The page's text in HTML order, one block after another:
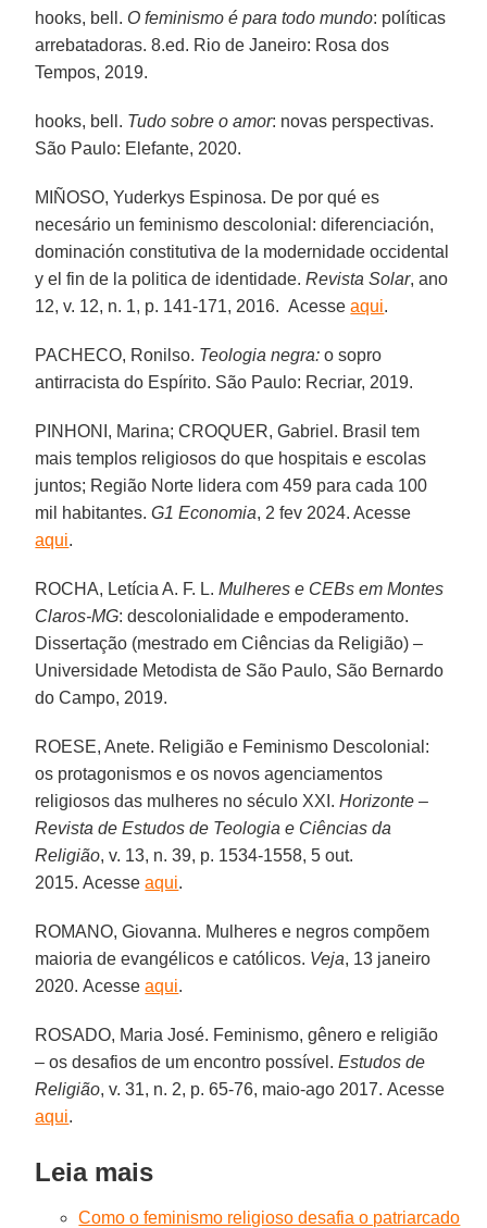
hooks, bell. O feminismo é para todo mundo: políticas
arrebatadoras. 8.ed. Rio de Janeiro: Rosa dos
Tempos, 2019.
hooks, bell. Tudo sobre o amor: novas perspectivas.
São Paulo: Elefante, 2020.
MIÑOSO, Yuderkys Espinosa. De por qué es
necesário un feminismo descolonial: diferenciación,
dominación constitutiva de la modernidade occidental
y el fin de la politica de identidade.Revista Solar, ano
12, v. 12, n. 1, p. 141-171, 2016. Acesseaqui.
PACHECO, Ronilso. Teologia negra: o sopro
antirracista do Espírito. São Paulo: Recriar, 2019.
PINHONI, Marina; CROQUER, Gabriel. Brasil tem
mais templos religiosos do que hospitais e escolas
juntos; Região Norte lidera com 459 para cada 100
mil habitantes.G1 Economia, 2 fev 2024. Acesse
aqui.
ROCHA, Letícia A. F. L.Mulheres e CEBs em Montes
Claros-MG: descolonialidade e empoderamento.
Dissertação (mestrado em Ciências da Religião) –
Universidade Metodista de São Paulo, São Bernardo
do Campo, 2019.
ROESE, Anete. Religião e Feminismo Descolonial:
os protagonismos e os novos agenciamentos
religiosos das mulheres no século XXI.Horizonte –
Revista de Estudos de Teologia e Ciências da
Religião, v. 13, n. 39, p. 1534-1558, 5 out.
2015. Acesseaqui.
ROMANO, Giovanna. Mulheres e negros compõem
maioria de evangélicos e católicos. Veja, 13 janeiro
2020. Acesseaqui.
ROSADO, Maria José. Feminismo, gênero e religião
– os desafios de um encontro possível.Estudos de
Religião, v. 31, n. 2, p. 65-76, maio-ago 2017. Acesse
aqui.
Leia mais
Como o feminismo religioso desafia o patriarcado